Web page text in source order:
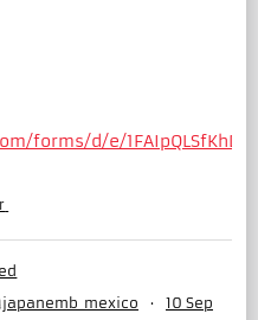
forms/d/e/
· 10 Sep